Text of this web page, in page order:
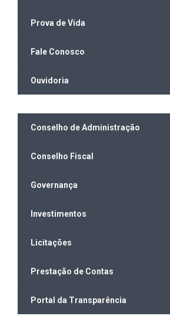
Prova de Vida
Fale Conosco
Ouvidoria
Conselho de Administração
Conselho Fiscal
Governança
Investimentos
Licitações
Prestação de Contas
Portal da Transparência